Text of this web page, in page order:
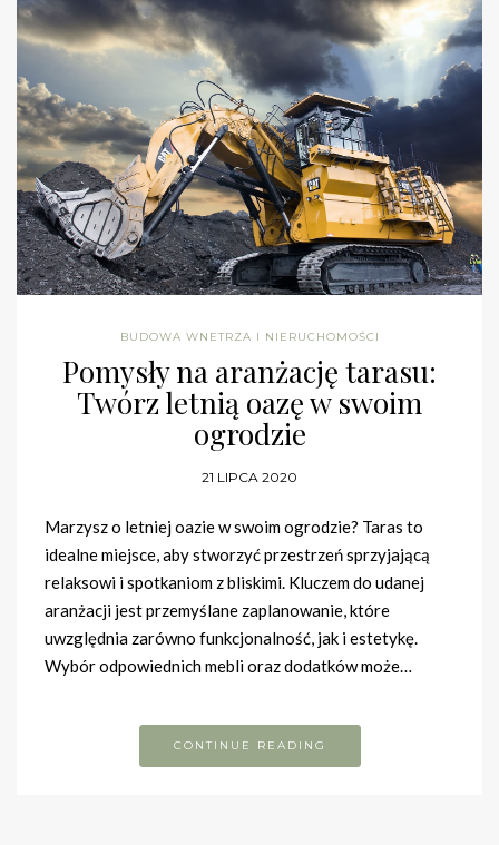
BUDOWA WNETRZA I NIERUCHOMOŚCI
Pomysły na aranżację tarasu:
Twórz letnią oazę w swoim
ogrodzie
21 LIPCA 2020
Marzysz o letniej oazie w swoim ogrodzie? Taras to
idealne miejsce, aby stworzyć przestrzeń sprzyjającą
relaksowi i spotkaniom z bliskimi. Kluczem do udanej
aranżacji jest przemyślane zaplanowanie, które
uwzględnia zarówno funkcjonalność, jak i estetykę.
Wybór odpowiednich mebli oraz dodatków może…
CONTINUE READING